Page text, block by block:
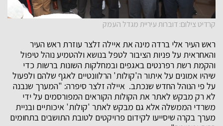
קרדיט צילום: דוברות עיריית מגדל העמק
ראש העיר אלי ברדה מינה את איילה זלצר עוזרת ראש העיר
והאחראית על פניות הציבור לטפל בנושא ולהטמיע נוהל טיפול
והקמת רשת רפרנטים באגפים ובמחלקות השונות ברשות כדי
שיהיו אמונים על איתור ה'קולות' הרלוונטיים לאגף שלהם ולפעול
על פי הנוהל החדש שנכתב. איילה זלצר סיפרה: "המערך שנבנה
לא רק מבקש לאתר את הקולות הקוראים המפורסמים על ידי
משרדי הממשלה אלא גם מבקש לאתר 'קולות' איכותיים ובניית
מערך בקרה שיסייעו לקידום פרויקטים לטובת התושבים בתחומים